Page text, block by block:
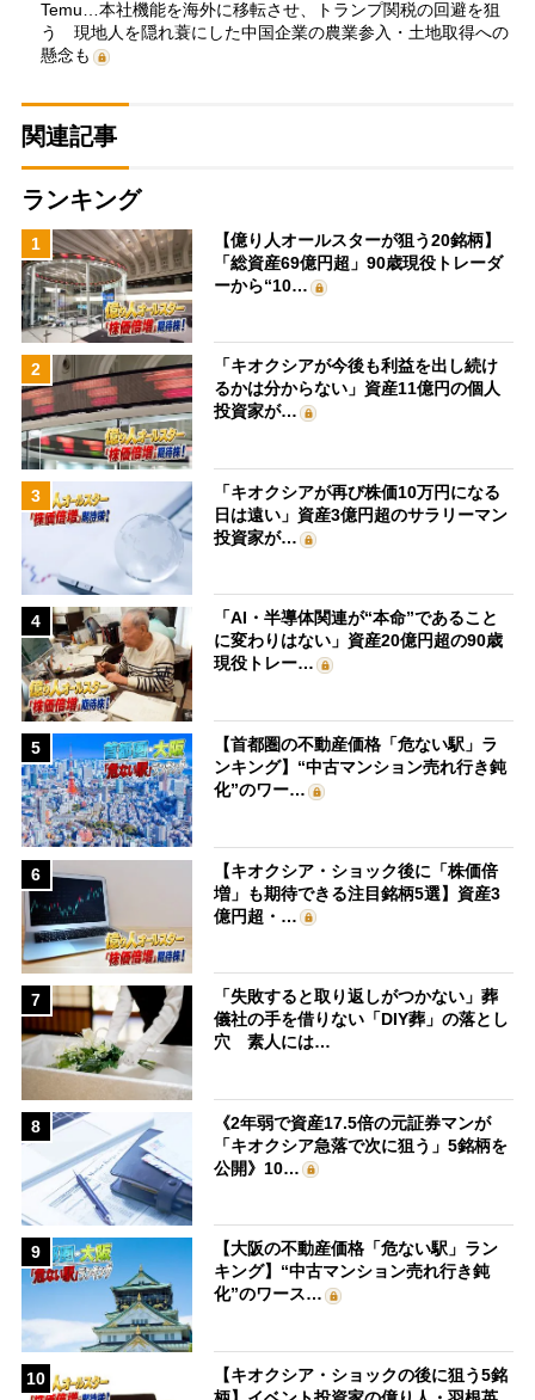
Temu…本社機能を海外に移転させ、トランプ関税の回避を狙
う 現地人を隠れ蓑にした中国企業の農業参入・土地取得への
懸念も
関連記事
ランキング
1
【億り人オールスターが狙う20銘柄】
「総資産69億円超」90歳現役トレーダ
ーから“10…
2
「キオクシアが今後も利益を出し続け
るかは分からない」資産11億円の個人
投資家が…
3
「キオクシアが再び株価10万円になる
日は遠い」資産3億円超のサラリーマン
投資家が…
4
「AI・半導体関連が“本命”であること
に変わりはない」資産20億円超の90歳
現役トレー…
5
【首都圏の不動産価格「危ない駅」ラ
ンキング】“中古マンション売れ行き鈍
化”のワー…
6
【キオクシア・ショック後に「株価倍
増」も期待できる注目銘柄5選】資産3
億円超・…
7
「失敗すると取り返しがつかない」葬
儀社の手を借りない「DIY葬」の落とし
穴 素人には…
8
《2年弱で資産17.5倍の元証券マンが
「キオクシア急落で次に狙う」5銘柄を
公開》10…
9
【大阪の不動産価格「危ない駅」ラン
キング】“中古マンション売れ行き鈍
化”のワース…
10
【キオクシア・ショックの後に狙う5銘